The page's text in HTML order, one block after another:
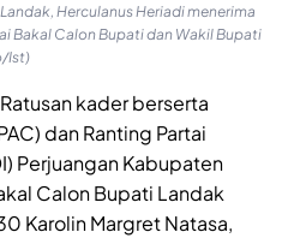
Herculanus Heriadi menerima
Bakal Calon Bupati dan Wakil Bupati
Ist)
kader berserta
dan Ranting Partai
Perjuangan Kabupaten
Calon Bupati Landak
Karolin Margret Natasa,